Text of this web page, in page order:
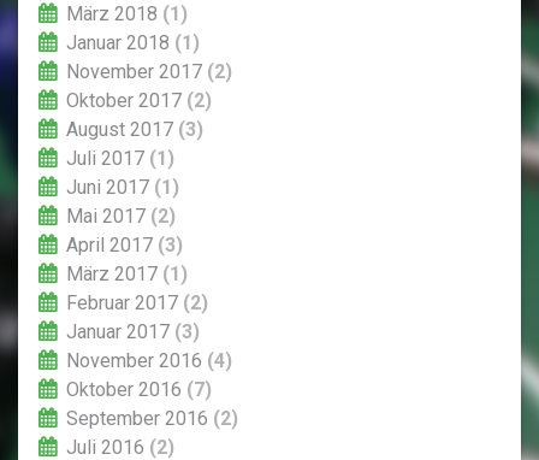
März 2018 (1)
Januar 2018 (1)
November 2017 (2)
Oktober 2017 (2)
August 2017 (3)
Juli 2017 (1)
Juni 2017 (1)
Mai 2017 (2)
April 2017 (3)
März 2017 (1)
Februar 2017 (2)
Januar 2017 (3)
November 2016 (4)
Oktober 2016 (7)
September 2016 (2)
Juli 2016 (2)